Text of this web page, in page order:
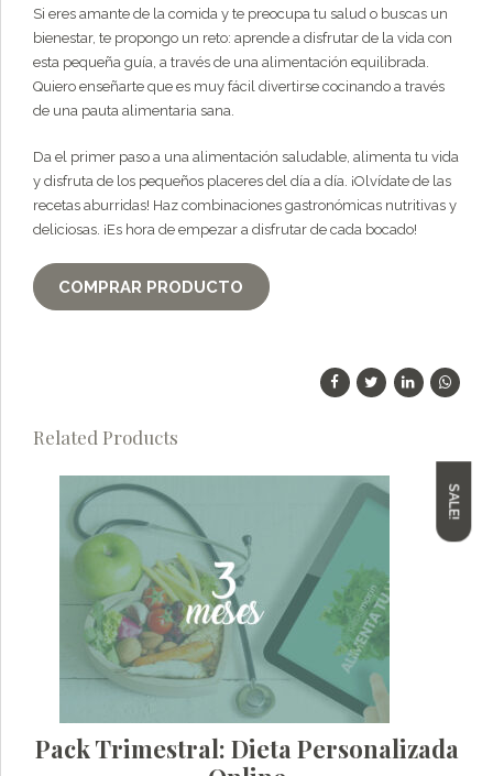
Si eres amante de la comida y te preocupa tu salud o buscas un
bienestar, te propongo un reto: aprende a disfrutar de la vida con
esta pequeña guía, a través de una alimentación equilibrada.
Quiero enseñarte que es muy fácil divertirse cocinando a través
de una pauta alimentaria sana.
Da el primer paso a una alimentación saludable, alimenta tu vida
y disfruta de los pequeños placeres del día a día. ¡Olvídate de las
recetas aburridas! Haz combinaciones gastronómicas nutritivas y
deliciosas. ¡Es hora de empezar a disfrutar de cada bocado!
COMPRAR PRODUCTO
Related Products
SALE!
Pack Trimestral: Dieta Personalizada